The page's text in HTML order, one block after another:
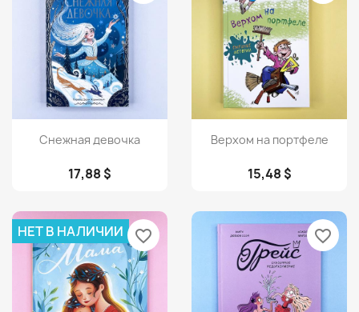
Просмотр
Снежная девочка
17,88 $
Просмотр
Верхом на портфеле
15,48 $
НЕТ В НАЛИЧИИ favorite_border favorite_border